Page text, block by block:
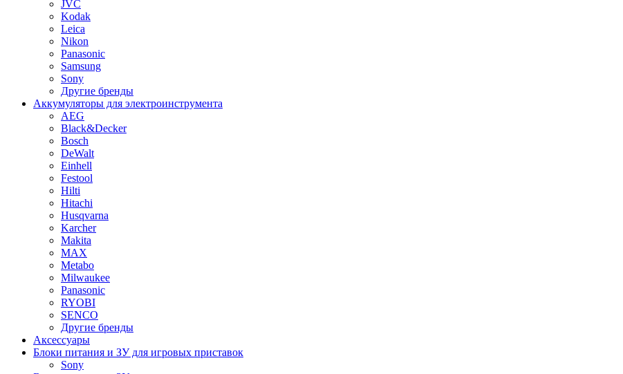
JVC
Kodak
Leica
Nikon
Panasonic
Samsung
Sony
Другие бренды
Аккумуляторы для электроинструмента
AEG
Black&Decker
Bosch
DeWalt
Einhell
Festool
Hilti
Hitachi
Husqvarna
Karcher
Makita
MAX
Metabo
Milwaukee
Panasonic
RYOBI
SENCO
Другие бренды
Аксессуары
Блоки питания и ЗУ для игровых приставок
Sony